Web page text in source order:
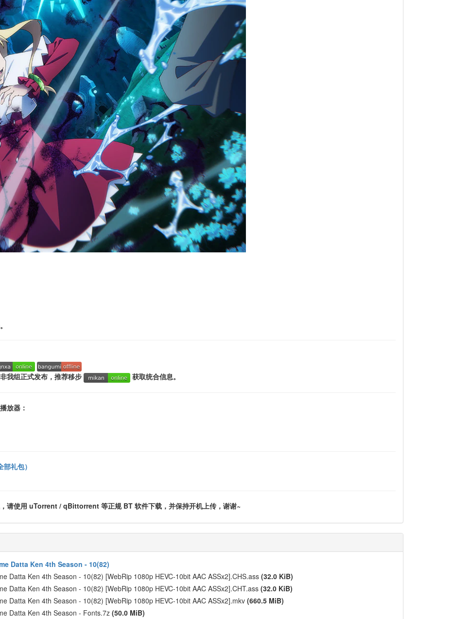
我组正式发布，推荐移步
获取统合信息。
放器：
礼包）
请使用 uTorrent / qBittorrent 等正规 BT 软件下载，并保持开机上传，谢谢~
Datta Ken 4th Season - 10(82)
Datta Ken 4th Season - 10(82) [WebRip 1080p HEVC-10bit AAC ASSx2].CHS.ass (32.0 KiB)
Datta Ken 4th Season - 10(82) [WebRip 1080p HEVC-10bit AAC ASSx2].CHT.ass (32.0 KiB)
Datta Ken 4th Season - 10(82) [WebRip 1080p HEVC-10bit AAC ASSx2].mkv (660.5 MiB)
Datta Ken 4th Season - Fonts.7z (50.0 MiB)